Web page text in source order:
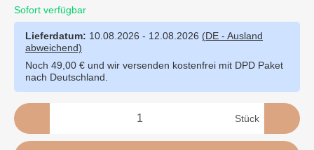
Sofort verfügbar
Lieferdatum: 10.08.2026 - 12.08.2026 (DE - Ausland
abweichend)
Noch 49,00 € und wir versenden kostenfrei mit DPD Paket
nach Deutschland.
Stück